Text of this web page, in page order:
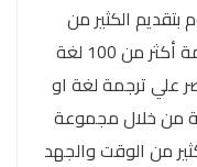
الكثير من
عمليات الترجمة حيث يحتوي على ترجمة أكثر من 100 لغة
علي ترجمة لغة او
من خلال مجموعة
من الوقت والجهد